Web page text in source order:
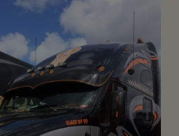
FAIRE UN DON
ASSURANCE VIE/LEGS
ESPACE PRESSE